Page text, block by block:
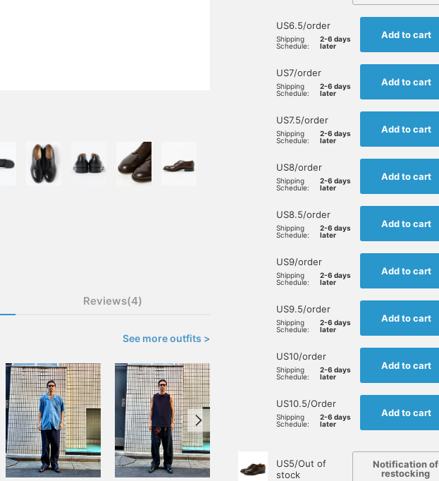
Reviews(4)
See more outfits >
US6.5/order
Shipping
Schedule:
2-6 days
later
Add to cart
US7/order
Shipping
Schedule:
2-6 days
later
Add to cart
US7.5/order
Shipping
Schedule:
2-6 days
later
Add to cart
US8/order
Shipping
Schedule:
2-6 days
later
Add to cart
US8.5/order
Shipping
Schedule:
2-6 days
later
Add to cart
US9/order
Shipping
Schedule:
2-6 days
later
Add to cart
US9.5/order
Shipping
Schedule:
2-6 days
later
Add to cart
US10/order
Shipping
Schedule:
2-6 days
later
Add to cart
US10.5/Order
Shipping
Schedule:
2-6 days
later
Add to cart
US5/Out of
stock
Notification of
restocking